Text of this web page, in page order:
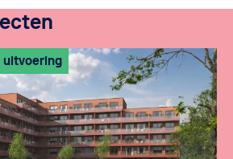
uitvoering